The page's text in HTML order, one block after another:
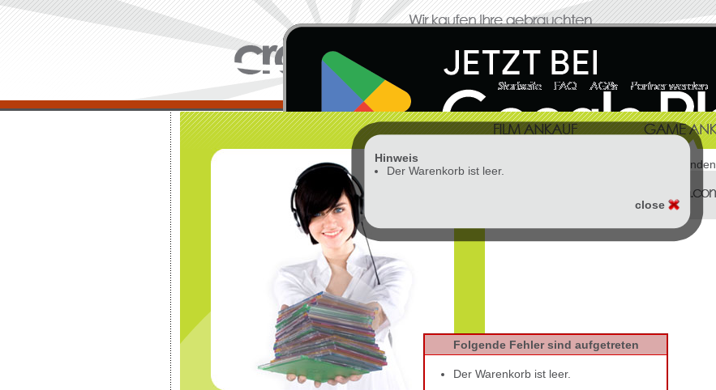
Hinweis
Der Warenkorb ist leer.
close
Vorlage: cms.templates.cart nicht gefunden
Folgende Fehler sind aufgetreten
Der Warenkorb ist leer.